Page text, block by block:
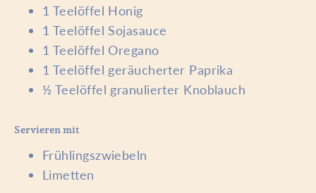
1 Teelöffel Honig
1 Teelöffel Sojasauce
1 Teelöffel Oregano
1 Teelöffel geräucherter Paprika
½ Teelöffel granulierter Knoblauch
Servieren mit
Frühlingszwiebeln
Limetten